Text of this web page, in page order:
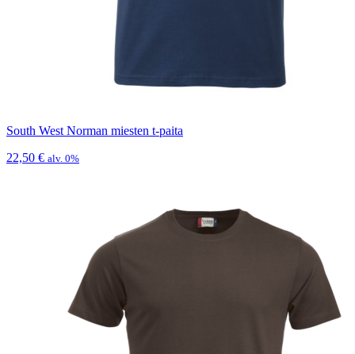
South West Norman miesten t-paita
22,50 € alv. 0%